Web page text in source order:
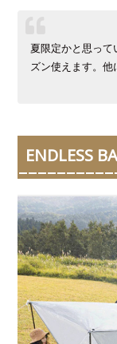
夏限定かと思っ
ズン使えます。他
ENDLESS